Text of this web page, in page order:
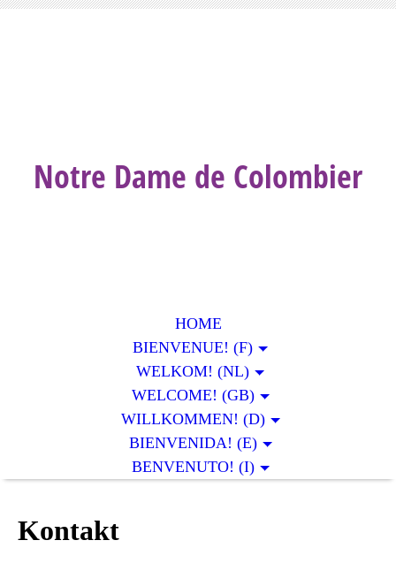
Notre Dame de Colombier
HOME
BIENVENUE! (F)
WELKOM! (NL)
WELCOME! (GB)
WILLKOMMEN! (D)
BIENVENIDA! (E)
BENVENUTO! (I)
Kontakt